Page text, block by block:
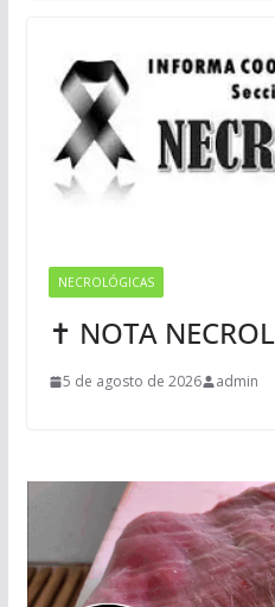
NECROLÓGICAS
✝ NOTA
5 de agosto de 2026 admin